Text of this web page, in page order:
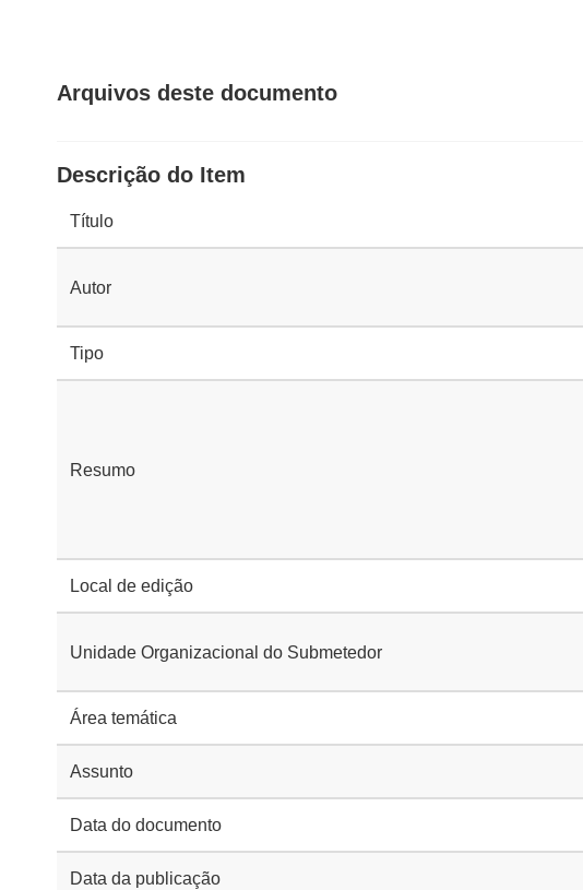
Arquivos deste documento
Descrição do Item
Título
Autor
Tipo
Resumo
Local de edição
Unidade Organizacional do Submetedor
Área temática
Assunto
Data do documento
Data da publicação